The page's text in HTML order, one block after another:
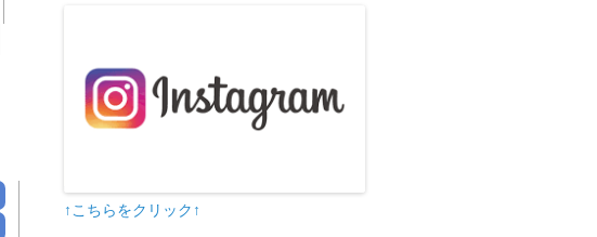
↑こちらをクリック↑